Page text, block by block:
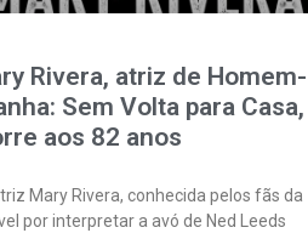
Rivera, atriz de Homem-
Sem Volta para Casa,
aos 82 anos
Mary Rivera, conhecida pelos fãs da
por interpretar a avó de Ned Leeds